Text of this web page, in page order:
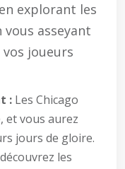
explorant les
asseyant
vos joueurs
: Les Chicago
et vous aurez
jours de gloire.
les